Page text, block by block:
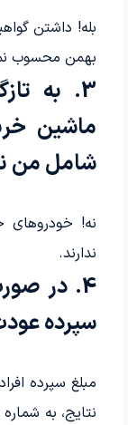
بله! داشتن
بهمن محسوب
3. به
ماشین
شامل من
نه! خودروهای
ندارند.
4. در
سپرده
نتایج، به